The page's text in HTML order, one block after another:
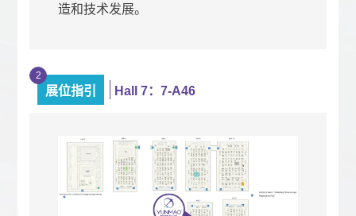
造和技术发展。
2
展位指引 Hall 7：7-A46